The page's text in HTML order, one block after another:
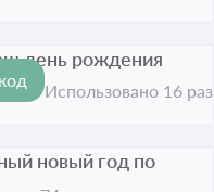
день рождения
Использовано 16 раз
новый год по